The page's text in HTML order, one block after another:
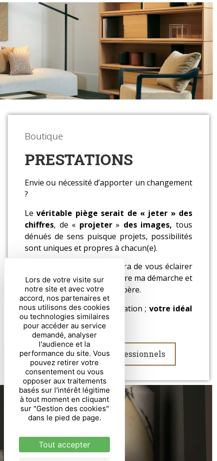
Boutique
PRESTATIONS
Envie ou nécessité d’apporter un changement
?
Levéritable piège serait de « jeter » des
chiffres, de « projeter» des images,tous
dénués de sens puisque projets, possibilités
sont uniques et propres à chacun(e).
me permettra de vous éclairer
et vous… de ressentir si entre ma démarche et
vos besoins la connexion opère.
Sans promesse, sans obligation ; votre idéal
pourrait être au bout du fil.
Particuliers Professionnels
Lors de votre visite sur
notre site et avec votre
accord, nos partenaires et
nous utilisons des cookies
ou technologies similaires
pour accéder au service
demandé, analyser
l'audience et la
performance du site. Vous
pouvez retirer votre
consentement ou vous
opposer aux traitements
basés sur l'intérêt légitime
à tout moment en cliquant
sur "Gestion des cookies"
dans le pied de page.
Tout accepter